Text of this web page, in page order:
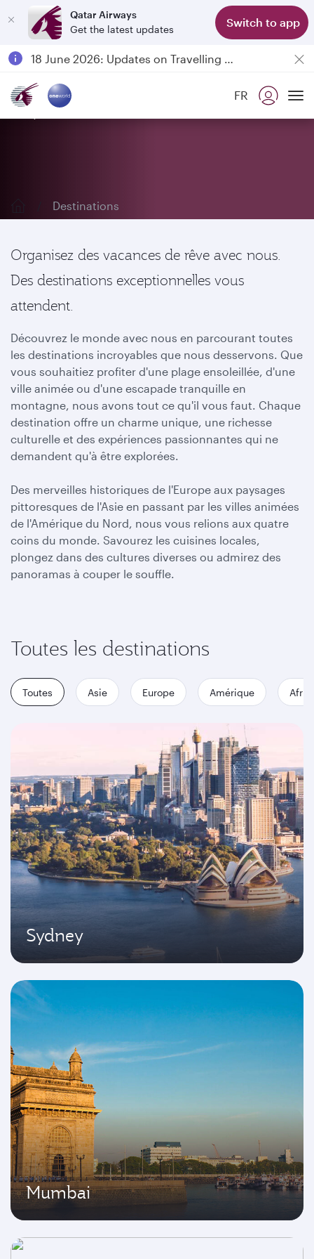
Qatar Airways
Get the latest updates
Switch to app
Passengers flying between Doha and Auckland on QR914 and QR915
18 June 2026: Updates on Travelling with Power Banks
FR
Explorez nos destinations
Destinations
Organisez des vacances de rêve avec nous.
Des destinations exceptionnelles vous
attendent.
Découvrez le monde avec nous en parcourant toutes
les destinations incroyables que nous desservons. Que
vous souhaitiez profiter d'une plage ensoleillée, d'une
ville animée ou d'une escapade tranquille en
montagne, nous avons tout ce qu'il vous faut. Chaque
destination offre un charme unique, une richesse
culturelle et des expériences passionnantes qui ne
demandent qu'à être explorées.
Des merveilles historiques de l'Europe aux paysages
pittoresques de l'Asie en passant par les villes animées
de l'Amérique du Nord, nous vous relions aux quatre
coins du monde. Savourez les cuisines locales,
plongez dans des cultures diverses ou admirez des
panoramas à couper le souffle.
Toutes les destinations
Toutes Asie Europe Amérique
Sydney
Mumbai